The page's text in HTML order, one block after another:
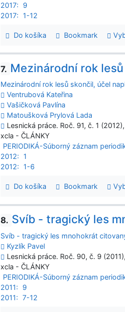
2017:
9
2017:
1-12
Do košíka Bookmark
7. Mezinárodní rok
Mezinárodní rok lesů skončil, účel
Ventrubová Kateřina
Vašičková Pavlína
Matoušková Prylová Lada
Lesnická práce. Roč. 91, č. 1
xcla - ČLÁNKY
PERIODIKÁ-Súborný záznam
2012:
1
2012:
1-6
Do košíka Bookmark
8. Svíb - tragický les
Svíb - tragický les mnohokrát
Kyzlík Pavel
Lesnická práce. Roč. 90, č. 9
xcla - ČLÁNKY
PERIODIKÁ-Súborný záznam
2011:
9
2011:
7-12